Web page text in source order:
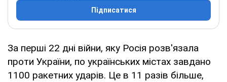
Підписатися
За перші 22 дні війни, яку Росія розв'язала
проти України, по українських містах завдано
1100 ракетних ударів. Це в 11 разів більше,